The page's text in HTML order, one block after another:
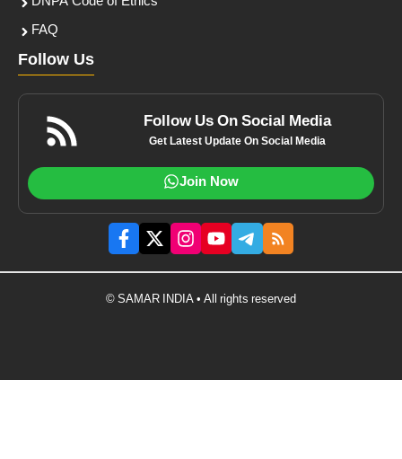
FAQ
Follow Us
Follow Us On Social Media
Get Latest Update On Social Media
Join Now
© SAMAR INDIA • All rights reserved